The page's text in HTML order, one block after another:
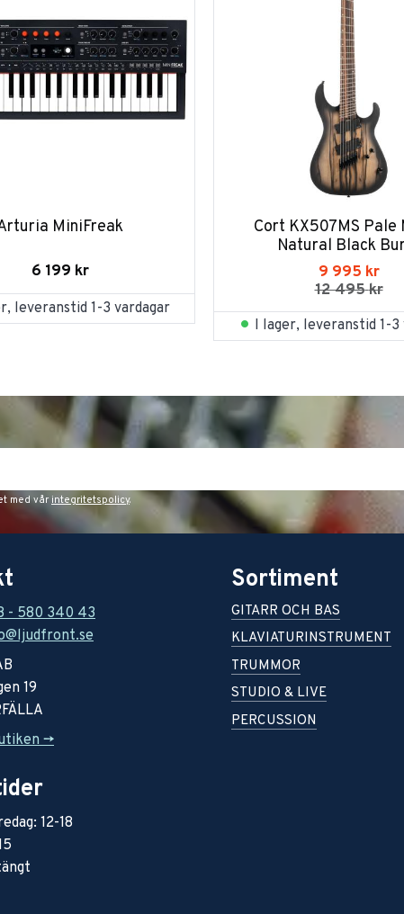
MiniFreak
6 199 kr
leveranstid 1-3 vardagar
Cort KX507MS Pale
Natural Black
9 995 kr
12 495kr
I lager, leveranstid 1-3
med vår integritetspolicy.
- 580 340 43
19
->
12-18
Sortiment
GITARR OCH BAS
KLAVIATURINSTRUMENT
TRUMMOR
STUDIO & LIVE
PERCUSSION